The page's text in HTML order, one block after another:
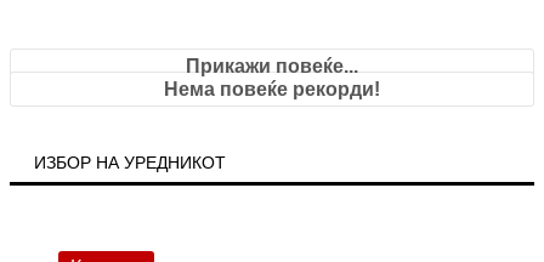
Прикажи повеќе...
Нема повеќе рекорди!
ИЗБОР НА УРЕДНИКОТ